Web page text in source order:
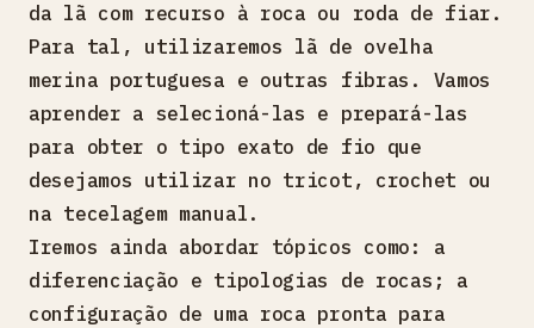
da lã com recurso à roca ou roda de fiar.
Para tal, utilizaremos lã de ovelha
merina portuguesa e outras fibras. Vamos
aprender a selecioná-las e prepará-las
para obter o tipo exato de fio que
desejamos utilizar no tricot, crochet ou
na tecelagem manual.
Iremos ainda abordar tópicos como: a
diferenciação e tipologias de rocas; a
configuração de uma roca pronta para